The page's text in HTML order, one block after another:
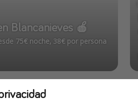
Blancanieves 🍎
75€ noche, 38€ por persona